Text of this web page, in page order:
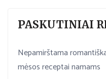
PASKUTINIAI
Nepamirštama
mėsos receptai namams